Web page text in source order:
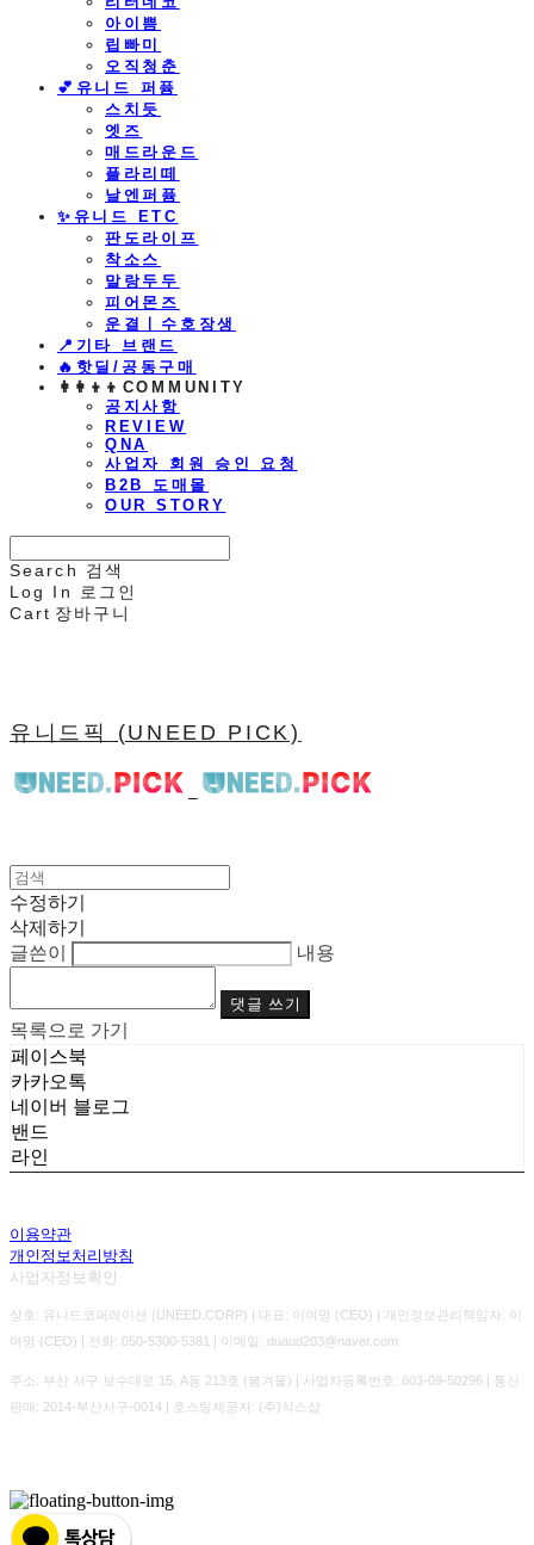
아이쁨
립빠미
오직청춘
💕유니드 퍼퓸
스치듯
엣즈
매드라운드
플라리떼
날엔퍼퓸
​✨유니드 ETC
판도라이프
착소스
말랑두두
피어몬즈
운결ㅣ수호장생
📍기타 브랜드
🔥핫딜/공동구매
👩‍👩‍👦‍👦COMMUNITY
공지사항
REVIEW
QNA
사업자 회원 승인 요청
B2B 도매몰
OUR STORY
Search
검색
Log In
로그인
Cart 장바구니
유니드픽 (UNEED PICK)
수정하기
삭제하기
글쓴이
내용
댓글 쓰기
목록으로 가기
페이스북
카카오톡
네이버 블로그
밴드
라인
이용약관
개인정보처리방침
사업자정보확인
상호: 유니드코퍼레이션 (UNEED.CORP) | 대표: 이여명 (CEO) | 개인정보관리책임자: 이
여명 (CEO) | 전화: 050-5300-5381 | 이메일: duaud203@naver.com
주소: 부산 서구 보수대로 15, A동 213호 (봄겨울) | 사업자등록번호: 603-09-50296 | 통신
판매: 2014-부산서구-0014 | 호스팅제공자: (주)식스샵